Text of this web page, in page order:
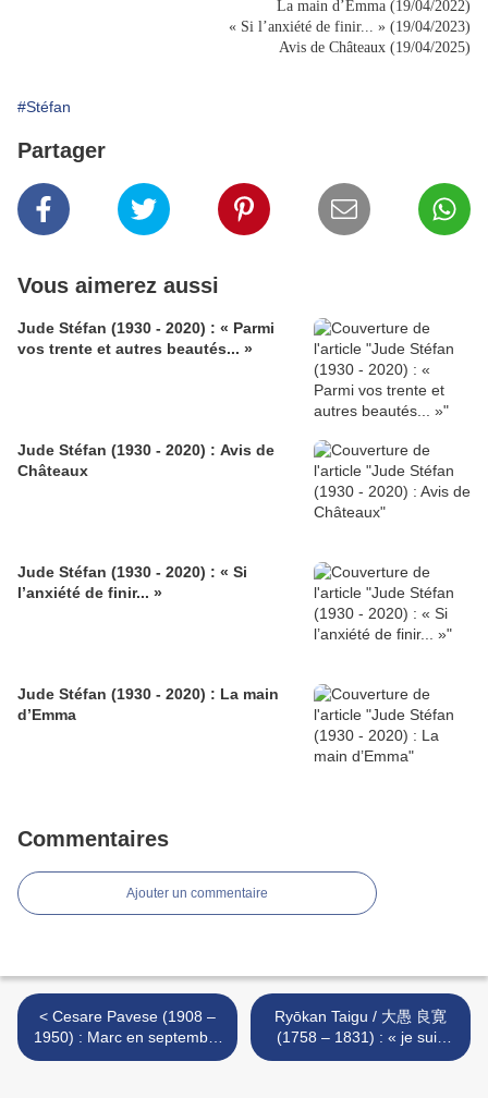
La main d’Emma (19/04/2022)
« Si l’anxiété de finir... » (19/04/2023)
Avis de Châteaux (19/04/2025)
#Stéfan
Partager
Vous aimerez aussi
Jude Stéfan (1930 - 2020) : « Parmi
vos trente et autres beautés... »
Jude Stéfan (1930 - 2020) : Avis de
Châteaux
Jude Stéfan (1930 - 2020) : « Si
l’anxiété de finir... »
Jude Stéfan (1930 - 2020) : La main
d’Emma
Commentaires
Ajouter un commentaire
< Cesare Pavese (1908 –
1950) : Marc en septembre
/ Grappa a settembre
Ryōkan Taigu / 大愚 良寛
(1758 – 1831) : « je suis
venu ici avec mon bol... » >